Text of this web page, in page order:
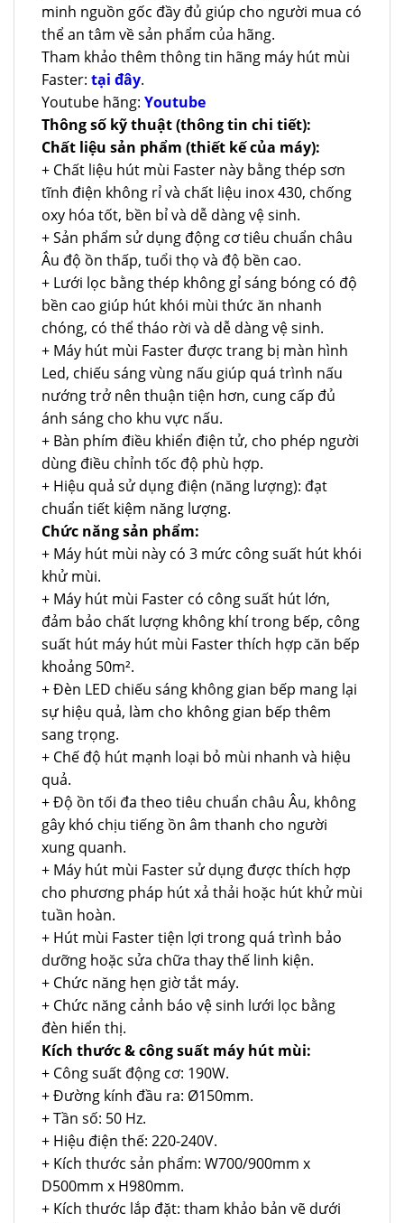
minh nguồn gốc đầy đủ giúp cho người mua có
thể an tâm về sản phẩm của hãng.
Tham khảo thêm thông tin hãng máy hút mùi
Faster: tại đây.
Youtube hãng: Youtube
Thông số kỹ thuật (thông tin chi tiết):
Chất liệu sản phẩm (thiết kế của máy):
+ Chất liệu hút mùi Faster này bằng thép sơn
tĩnh điện không rỉ và chất liệu inox 430, chống
oxy hóa tốt, bền bỉ và dễ dàng vệ sinh.
+ Sản phẩm sử dụng động cơ tiêu chuẩn châu
Âu độ ồn thấp, tuổi thọ và độ bền cao.
+ Lưới lọc bằng thép không gỉ sáng bóng có độ
bền cao giúp hút khói mùi thức ăn nhanh
chóng, có thể tháo rời và dễ dàng vệ sinh.
+ Máy hút mùi Faster được trang bị màn hình
Led, chiếu sáng vùng nấu giúp quá trình nấu
nướng trở nên thuận tiện hơn, cung cấp đủ
ánh sáng cho khu vực nấu.
+ Bàn phím điều khiển điện tử, cho phép người
dùng điều chỉnh tốc độ phù hợp.
+ Hiệu quả sử dụng điện (năng lượng): đạt
chuẩn tiết kiệm năng lượng.
Chức năng sản phẩm:
+ Máy hút mùi này có 3 mức công suất hút khói
khử mùi.
+ Máy hút mùi Faster có công suất hút lớn,
đảm bảo chất lượng không khí trong bếp, công
suất hút máy hút mùi Faster thích hợp căn bếp
khoảng 50m².
+ Đèn LED chiếu sáng không gian bếp mang lại
sự hiệu quả, làm cho không gian bếp thêm
sang trọng.
+ Chế độ hút mạnh loại bỏ mùi nhanh và hiệu
quả.
+ Độ ồn tối đa theo tiêu chuẩn châu Âu, không
gây khó chịu tiếng ồn âm thanh cho người
xung quanh.
+ Máy hút mùi Faster sử dụng được thích hợp
cho phương pháp hút xả thải hoặc hút khử mùi
tuần hoàn.
+ Hút mùi Faster tiện lợi trong quá trình bảo
dưỡng hoặc sửa chữa thay thế linh kiện.
+ Chức năng hẹn giờ tắt máy.
+ Chức năng cảnh báo vệ sinh lưới lọc bằng
đèn hiển thị.
Kích thước & công suất máy hút mùi:
+ Công suất động cơ: 190W.
+ Đường kính đầu ra: Ø150mm.
+ Tần số: 50 Hz.
+ Hiệu điện thế: 220-240V.
+ Kích thước sản phẩm: W700/900mm x
D500mm x H980mm.
+ Kích thước lắp đặt: tham khảo bản vẽ dưới